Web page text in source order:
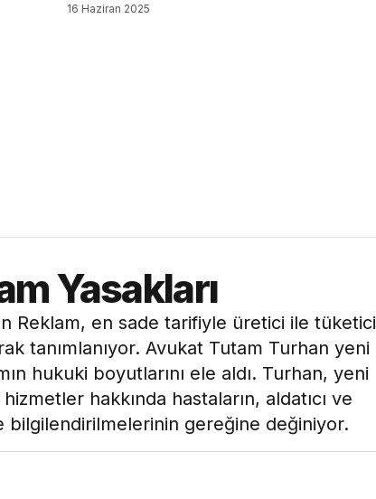
16 Haziran 2025
Yasakları
Reklam, en sade tarifiyle üretici ile tüketici
tanımlanıyor. Avukat Tutam Turhan yeni
hukuki boyutlarını ele aldı. Turhan, yeni
hakkında hastaların, aldatıcı ve
bilgilendirilmelerinin gereğine değiniyor.